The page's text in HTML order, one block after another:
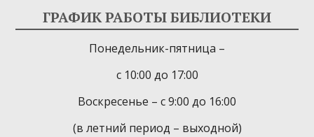
ГРАФИК РАБОТЫ БИБЛИОТЕКИ
Понедельник-пятница –
с 10:00 до 17:00
Воскресенье – с 9:00 до 16:00
(в летний период – выходной)